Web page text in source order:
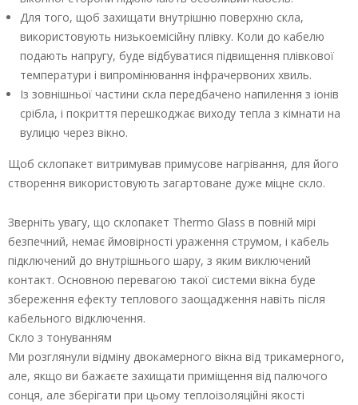
Для того, щоб захищати внутрішню поверхню скла,
використовують низькоемісійну плівку. Коли до кабелю
подають напругу, буде відбуватися підвищення плівкової
температури і випромінювання інфрачервоних хвиль.
Із зовнішньої частини скла передбачено напилення з іонів
срібла, і покриття перешкоджає виходу тепла з кімнати на
вулицю через вікно.
Щоб склопакет витримував примусове нагрівання, для його
створення використовують загартоване дуже міцне скло.
Зверніть увагу, що склопакет Thermo Glass в повній мірі
безпечний, немає ймовірності ураження струмом, і кабель
підключений до внутрішнього шару, з яким виключений
контакт. Основною перевагою такої системи вікна буде
збереження ефекту теплового заощадження навіть після
кабельного відключення.
Скло з тонуванням
Ми розглянули відміну двокамерного вікна від трикамерного,
але, якщо ви бажаєте захищати приміщення від палючого
сонця, але зберігати при цьому теплоізоляційні якості